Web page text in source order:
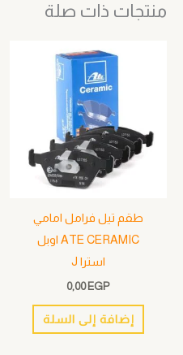
منتجات ذات صلة
طقم تيل فرامل امامي
ATE CERAMIC اوبل
استرا J
0,00 EGP
إضافة إلى السلة